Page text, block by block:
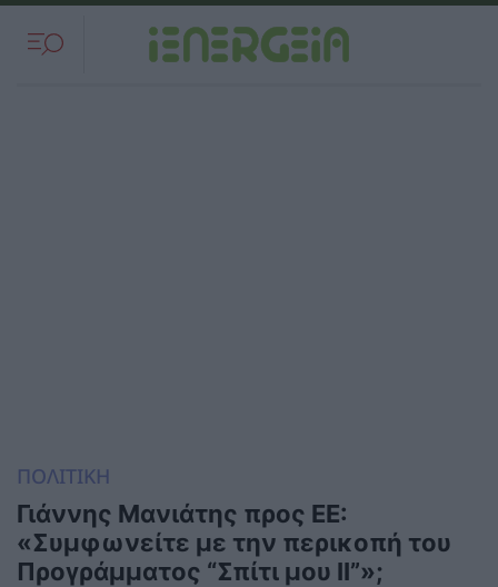
ΠΟΛΙΤΙΚΗ
Γιάννης Μανιάτης προς ΕΕ:
«Συμφωνείτε με την περικοπή του
Προγράμματος “Σπίτι μου ΙΙ”»;